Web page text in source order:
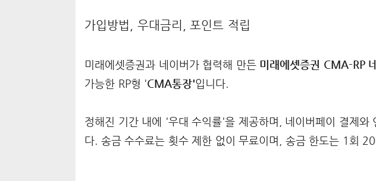
가입방법, 우대금리, 포인트 적립
미래에셋증권과 네이버가 협력해 만든 미래에셋증권 CMA-RP
가능한 RP형 'CMA통장'입니다.
정해진 기간 내에 '우대 수익률'을 제공하며, 네이버페이 결제와
다. 송금 수수료는 횟수 제한 없이 무료이며, 송금 한도는 1회